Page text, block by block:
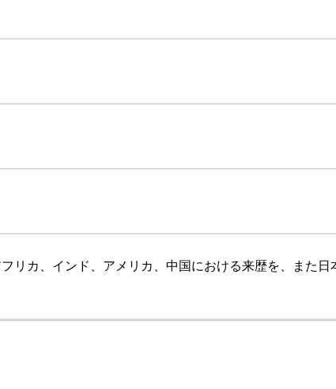
リカ、インド、アメリカ、中国における来歴を、また日